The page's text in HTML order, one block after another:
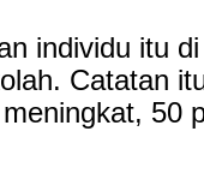
individu itu
Catatan
50